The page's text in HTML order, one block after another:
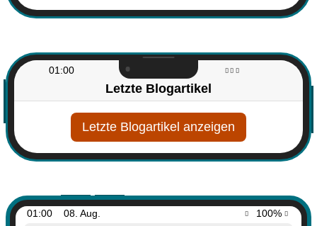
01:00
Letzte Blogartikel
Letzte Blogartikel
01:00 08. Aug. 100%